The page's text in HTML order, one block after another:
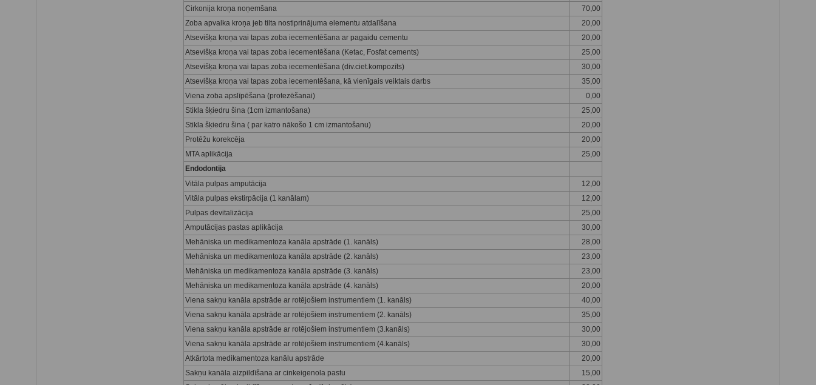
Cirkonija kroņa noņemšana
70,00
Zoba apvalka kroņa jeb tilta nostiprinājuma elementu atdalīšana
20,00
Atsevišķa kroņa vai tapas zoba iecementēšana ar pagaidu cementu
20,00
Atsevišķa kroņa vai tapas zoba iecementēšana (Ketac, Fosfat cements)
25,00
Atsevišķa kroņa vai tapas zoba iecementēšana (div.ciet.kompozīts)
30,00
Atsevišķa kroņa vai tapas zoba iecementēšana, kā vienīgais veiktais darbs
35,00
Viena zoba apslīpēšana (protezēšanai)
0,00
Stikla šķiedru šina (1cm izmantošana)
25,00
Stikla šķiedru šina ( par katro nākošo 1 cm izmantošanu)
20,00
Protēžu korekcēja
20,00
MTA aplikācija
25,00
Endodontija
Vitāla pulpas amputācija
12,00
Vitāla pulpas ekstirpācija (1 kanālam)
12,00
Pulpas devitalizācija
25,00
Amputācijas pastas aplikācija
30,00
Mehāniska un medikamentoza kanāla apstrāde (1. kanāls)
28,00
Mehāniska un medikamentoza kanāla apstrāde (2. kanāls)
23,00
Mehāniska un medikamentoza kanāla apstrāde (3. kanāls)
23,00
Mehāniska un medikamentoza kanāla apstrāde (4. kanāls)
20,00
Viena sakņu kanāla apstrāde ar rotējošiem instrumentiem (1. kanāls)
40,00
Viena sakņu kanāla apstrāde ar rotējošiem instrumentiem (2. kanāls)
35,00
Viena sakņu kanāla apstrāde ar rotējošiem instrumentiem (3.kanāls)
30,00
Viena sakņu kanāla apstrāde ar rotējošiem instrumentiem (4.kanāls)
30,00
Atkārtota medikamentoza kanālu apstrāde
20,00
Sakņu kanāla aizpildīšana ar cinkeigenola pastu
15,00